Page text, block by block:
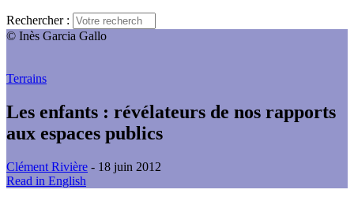
Rechercher :
© Inès Garcia Gallo
Terrains
Les enfants : révélateurs de nos rapports
aux espaces publics
Clément Rivière - 18 juin 2012
Read in English